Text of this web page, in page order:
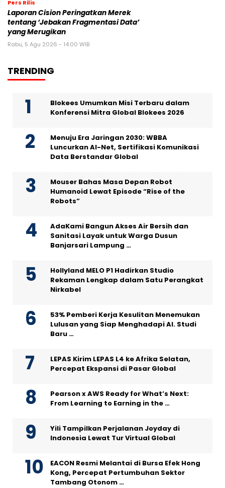
Pers Rilis
Laporan Cision Peringatkan Merek
tentang ‘Jebakan Fragmentasi Data’
yang Merugikan
Rabu, 5 Agu 2026 - 14:00 WIB
TRENDING
Blokees Umumkan Misi Terbaru dalam
Konferensi Mitra Global Blokees 2026
Menuju Era Jaringan 2030: WBBA
Luncurkan AI-Net, Sertifikasi Komunikasi
Data Berstandar Global
Mouser Bahas Masa Depan Robot
Humanoid Lewat Episode “Rise of the
Robots”
AdaKami Bangun Akses Air Bersih dan
Sanitasi Layak untuk Warga Dusun
Banjarsari Lampung …
Hollyland MELO P1 Hadirkan Studio
Rekaman Lengkap dalam Satu Perangkat
Nirkabel
53% Pemberi Kerja Kesulitan Menemukan
Lulusan yang Siap Menghadapi AI. Studi
Baru …
LEPAS Kirim LEPAS L4 ke Afrika Selatan,
Percepat Ekspansi di Pasar Global
Pearson x AWS Ready for What’s Next:
From Learning to Earning in the …
Yili Tampilkan Perjalanan Joyday di
Indonesia Lewat Tur Virtual Global
EACON Resmi Melantai di Bursa Efek Hong
Kong, Percepat Pertumbuhan Sektor
Tambang Otonom …